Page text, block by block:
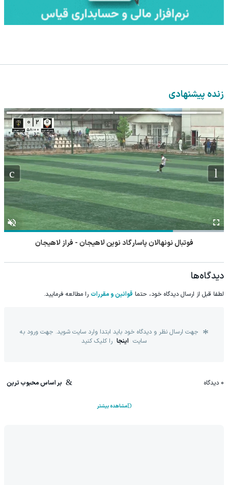
زنده پیشنهادی
فوتبال نونهالان پاسارگاد نوین لاهیجان - فراز لاهیجان
دیدگاه‌ها
لطفا قبل از ارسال دیدگاه خود، حتما قوانین و مقررات را مطالعه فرمایید.
جهت ارسال نظر و دیدگاه خود باید ابتدا وارد سایت شوید. جهت ورود به
سایت اینجا را کلیک کنید
0 دیدگاه بر اساس محبوب ترین
مشاهده بیشتر